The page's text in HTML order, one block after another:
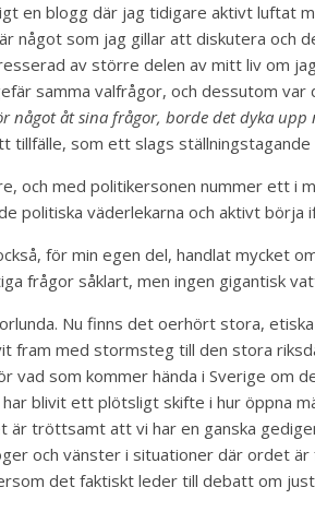
en blogg där jag tidigare aktivt luftat
något som jag gillar att diskutera och
av större delen av mitt liv om
samma valfrågor, och dessutom
något åt sina frågor, borde det dyka upp
tillfälle, som ett slags ställningstagande
och med politikersonen nummer ett i
politiska väderlekarna och aktivt börja
för min egen del, handlat mycket
frågor såklart, men ingen gigantisk
Nu finns det oerhört stora,
fram med stormsteg till den stora
vad som kommer hända i Sverige om
blivit ett plötsligt skifte i hur öppna
är tröttsamt att vi har en ganska
och vänster i situationer där ordet
det faktiskt leder till debatt om